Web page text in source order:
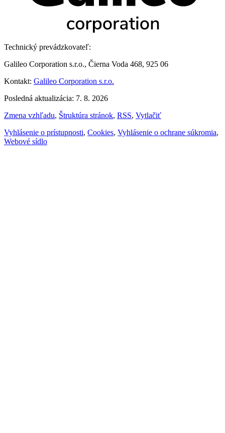
Technický prevádzkovateľ:
Galileo Corporation s.r.o., Čierna Voda 468, 925 06
Kontakt: Galileo Corporation s.r.o.
Posledná aktualizácia: 7. 8. 2026
Zmena vzhľadu, Štruktúra stránok, RSS, Vytlačiť
Vyhlásenie o prístupnosti, Cookies, Vyhlásenie o ochrane súkromia,
Webové sídlo